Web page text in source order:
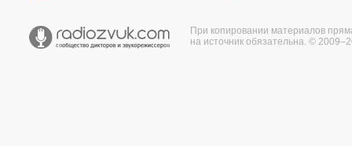
При копировании материалов
на источник обязательна. ©